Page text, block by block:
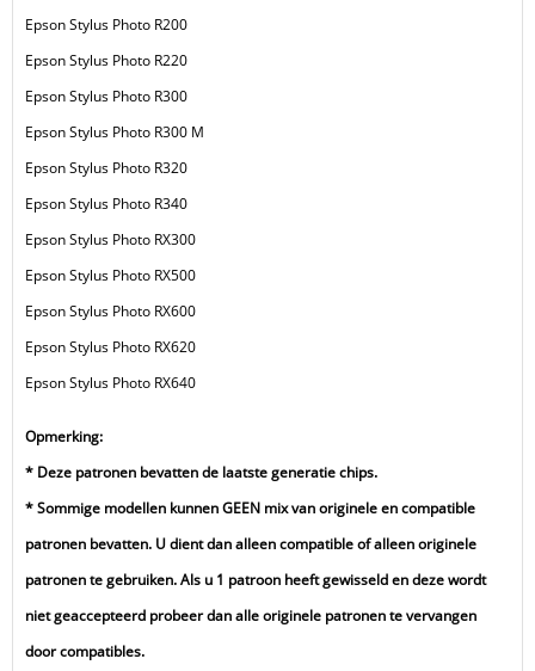
Epson Stylus Photo R200
Epson Stylus Photo R220
Epson Stylus Photo R300
Epson Stylus Photo R300 M
Epson Stylus Photo R320
Epson Stylus Photo R340
Epson Stylus Photo RX300
Epson Stylus Photo RX500
Epson Stylus Photo RX600
Epson Stylus Photo RX620
Epson Stylus Photo RX640
Opmerking:
* Deze patronen bevatten de laatste generatie chips.
* Sommige modellen kunnen GEEN mix van originele en compatible
patronen bevatten. U dient dan alleen compatible of alleen originele
patronen te gebruiken. Als u 1 patroon heeft gewisseld en deze wordt
niet geaccepteerd probeer dan alle originele patronen te vervangen
door compatibles.